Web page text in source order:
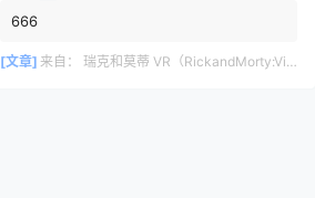
666
[文章] 来自： 瑞克和莫蒂 VR（RickandMorty:VirtualRick-ality）